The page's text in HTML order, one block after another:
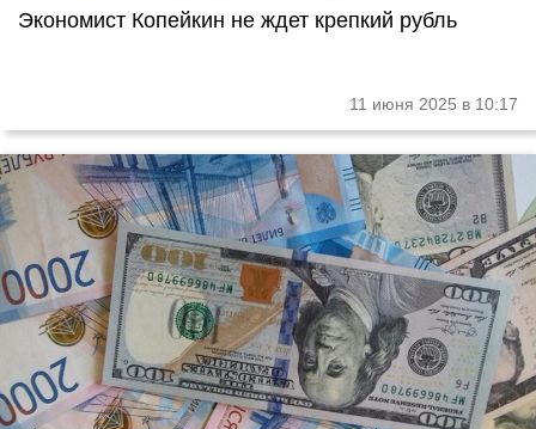
Экономист Копейкин не ждет крепкий рубль
11 июня 2025 в 10:17